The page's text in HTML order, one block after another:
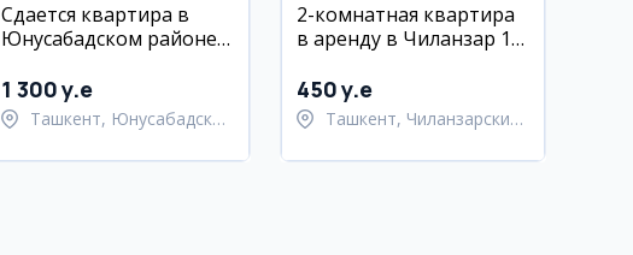
Сдается квартира в
Юнусабадском районе,
1 300 y.e
Ташкент, Юнусабадский
2-комнатная квартира
в аренду в Чиланзар 19,
450 y.e
Ташкент, Чиланзарский